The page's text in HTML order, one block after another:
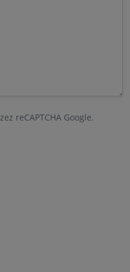
reCAPTCHA Google.